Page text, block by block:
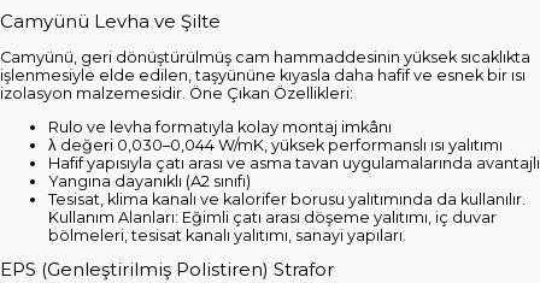
Camyünü Levha ve Şilte
Camyünü, geri dönüştürülmüş cam hammaddesinin yüksek sıcaklıkta
işlenmesiyle elde edilen, taşyününe kıyasla daha hafif ve esnek bir ısı
izolasyon malzemesidir. Öne Çıkan Özellikleri:
Rulo ve levha formatıyla kolay montaj imkânı
λ değeri 0,030–0,044 W/mK, yüksek performanslı ısı yalıtımı
Hafif yapısıyla çatı arası ve asma tavan uygulamalarında avantajlı
Yangına dayanıklı (A2 sınıfı)
Tesisat, klima kanalı ve kalorifer borusu yalıtımında da kullanılır.
Kullanım Alanları: Eğimli çatı arası döşeme yalıtımı, iç duvar
bölmeleri, tesisat kanalı yalıtımı, sanayi yapıları.
EPS (Genleştirilmiş Polistiren) Strafor